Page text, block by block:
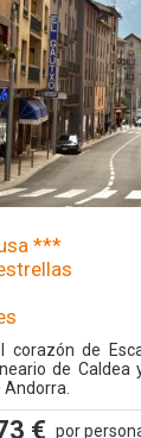
***
corazón de
de Caldea
€ por